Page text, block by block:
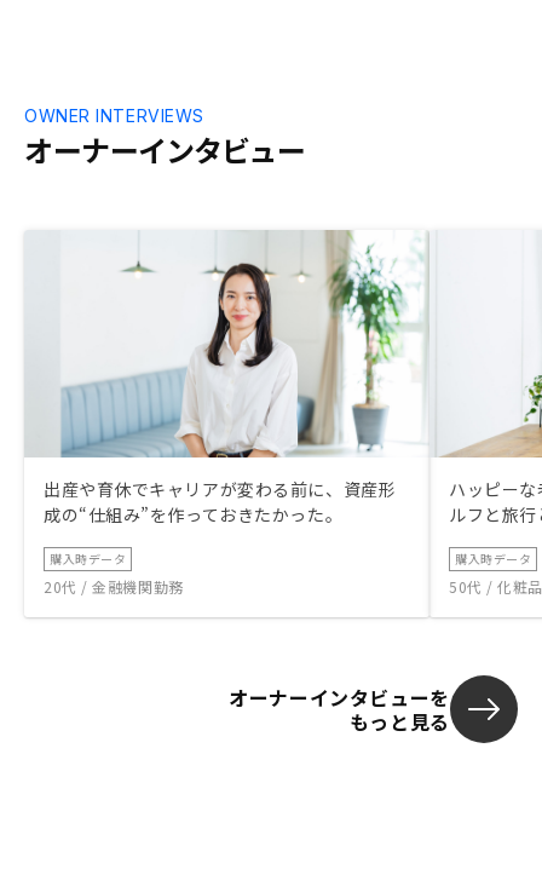
オーナーインタビュー
OWNER INTERVIEWS
出産や育休でキャリアが変わる前に、資産形
成の“仕組み”を作っておきたかった。
購入時データ
20代 / 金融機関勤務
ハッピー
ルフと旅
購入時データ
50代 / 化粧
オーナーインタビューを
もっと見る